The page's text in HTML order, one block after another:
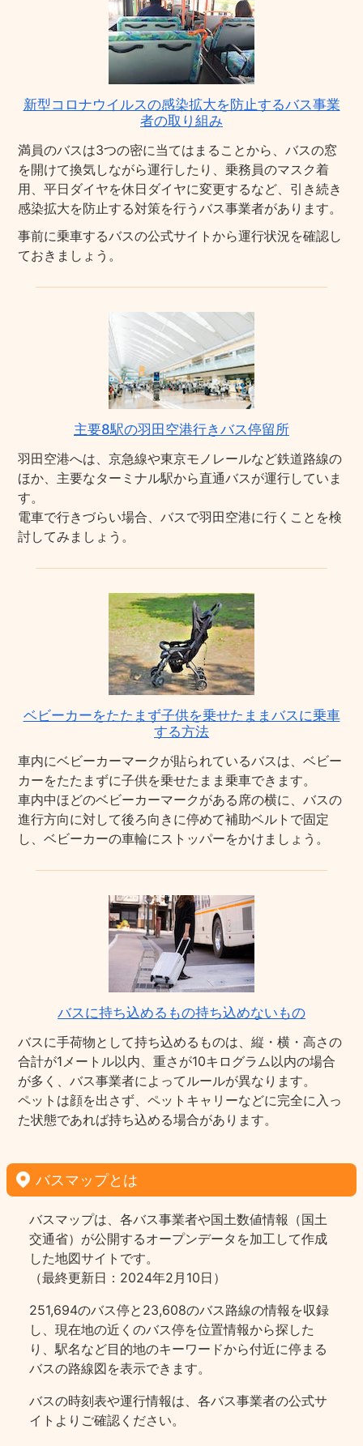
新型コロナウイルスの感染拡大を防止するバス事業
者の取り組み
満員のバスは3つの密に当てはまることから、バスの窓
を開けて換気しながら運行したり、乗務員のマスク着
用、平日ダイヤを休日ダイヤに変更するなど、引き続き
感染拡大を防止する対策を行うバス事業者があります。
事前に乗車するバスの公式サイトから運行状況を確認し
ておきましょう。
主要8駅の羽田空港行きバス停留所
羽田空港へは、京急線や東京モノレールなど鉄道路線の
ほか、主要なターミナル駅から直通バスが運行していま
す。
電車で行きづらい場合、バスで羽田空港に行くことを検
討してみましょう。
ベビーカーをたたまず子供を乗せたままバスに乗車
する方法
車内にベビーカーマークが貼られているバスは、ベビー
カーをたたまずに子供を乗せたまま乗車できます。
車内中ほどのベビーカーマークがある席の横に、バスの
進行方向に対して後ろ向きに停めて補助ベルトで固定
し、ベビーカーの車輪にストッパーをかけましょう。
バスに持ち込めるもの持ち込めないもの
バスに手荷物として持ち込めるものは、縦・横・高さの
合計が1メートル以内、重さが10キログラム以内の場合
が多く、バス事業者によってルールが異なります。
ペットは顔を出さず、ペットキャリーなどに完全に入っ
た状態であれば持ち込める場合があります。
バスマップとは
バスマップは、各バス事業者や国土数値情報（国土
交通省）が公開するオープンデータを加工して作成
した地図サイトです。
（最終更新日：2024年2月10日）
251,694のバス停と23,608のバス路線の情報を収録
し、現在地の近くのバス停を位置情報から探した
り、駅名など目的地のキーワードから付近に停まる
バスの路線図を表示できます。
バスの時刻表や運行情報は、各バス事業者の公式サ
イトよりご確認ください。